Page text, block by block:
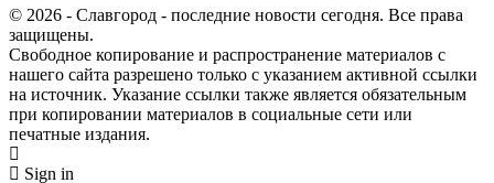
© 2026 - Славгород - последние новости сегодня. Все права
защищены.
Свободное копирование и распространение материалов с
нашего сайта разрешено только с указанием активной ссылки
на источник. Указание ссылки также является обязательным
при копировании материалов в социальные сети или
печатные издания.
Sign in